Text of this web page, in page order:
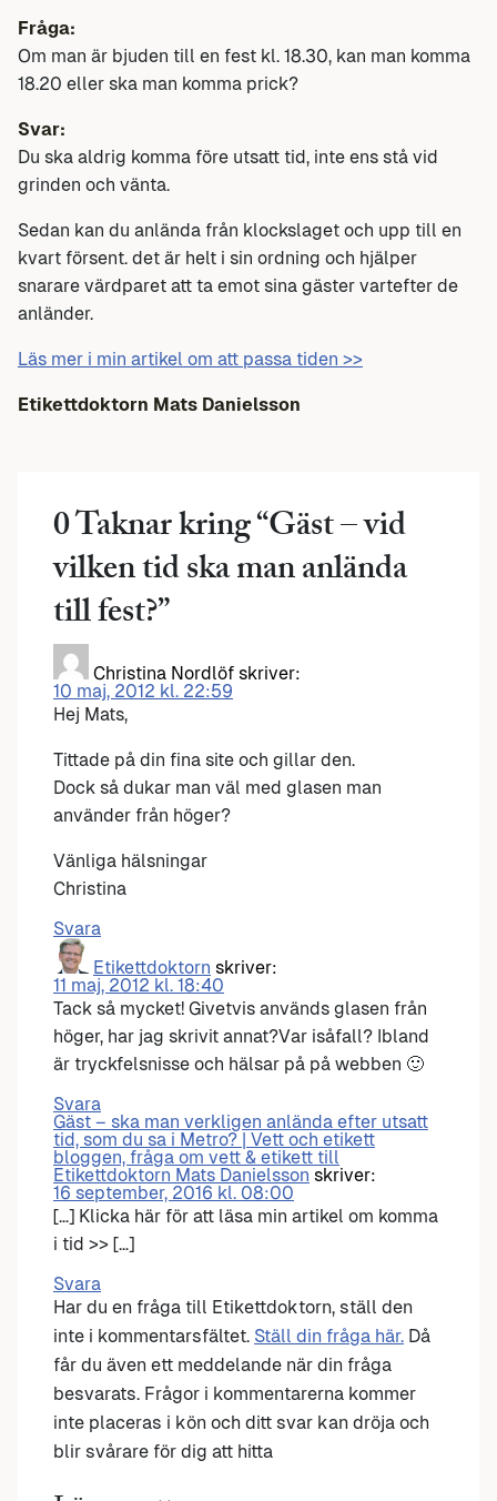
Fråga:
Om man är bjuden till en fest kl. 18.30, kan man komma
18.20 eller ska man komma prick?
Svar:
Du ska aldrig komma före utsatt tid, inte ens stå vid
grinden och vänta.
Sedan kan du anlända från klockslaget och upp till en
kvart försent. det är helt i sin ordning och hjälper
snarare värdparet att ta emot sina gäster vartefter de
anländer.
Läs mer i min artikel om att passa tiden >>
Etikettdoktorn Mats Danielsson
0 Taknar kring “Gäst – vid
vilken tid ska man anlända
till fest?”
Christina Nordlöf skriver:
10 maj, 2012 kl. 22:59
Hej Mats,
Tittade på din fina site och gillar den.
Dock så dukar man väl med glasen man
använder från höger?
Vänliga hälsningar
Christina
Svara
Etikettdoktorn skriver:
11 maj, 2012 kl. 18:40
Tack så mycket! Givetvis används glasen från
höger, har jag skrivit annat?Var isåfall? Ibland
är tryckfelsnisse och hälsar på på webben 🙂
Svara
Gäst – ska man verkligen anlända efter utsatt
tid, som du sa i Metro? | Vett och etikett
bloggen, fråga om vett & etikett till
Etikettdoktorn Mats Danielsson skriver:
16 september, 2016 kl. 08:00
[…] Klicka här för att läsa min artikel om komma
i tid >> […]
Svara
Har du en fråga till Etikettdoktorn, ställ den
inte i kommentarsfältet. Ställ din fråga här. Då
får du även ett meddelande när din fråga
besvarats. Frågor i kommentarerna kommer
inte placeras i kön och ditt svar kan dröja och
blir svårare för dig att hitta